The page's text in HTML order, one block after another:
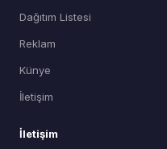
Dağıtım Listesi
Reklam
Künye
İletişim
İletişim